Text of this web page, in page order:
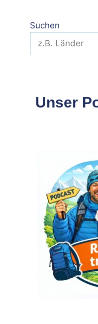
Suchen
Unser